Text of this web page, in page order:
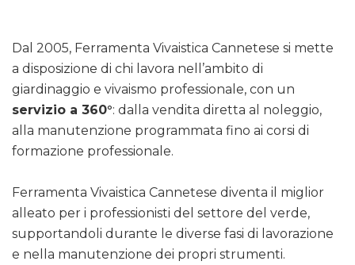
Dal 2005, Ferramenta Vivaistica Cannetese si mette
a disposizione di chi lavora nell’ambito di
giardinaggio e vivaismo professionale, con un
servizio a 360°: dalla vendita diretta al noleggio,
alla manutenzione programmata fino ai corsi di
formazione professionale.
Ferramenta Vivaistica Cannetese diventa il miglior
alleato per i professionisti del settore del verde,
supportandoli durante le diverse fasi di lavorazione
e nella manutenzione dei propri strumenti.